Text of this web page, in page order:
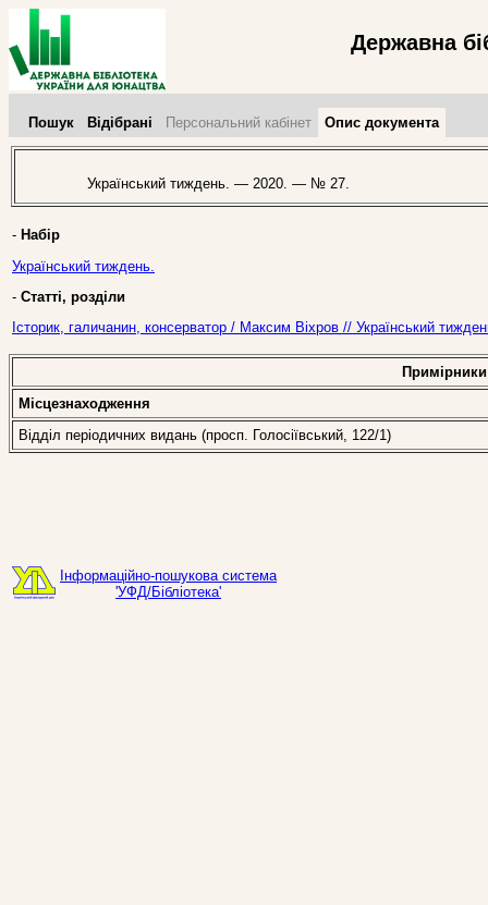
Державна
Пошук Відібрані Персональний кабінет Опис документа
Український тиждень. — 2020. — № 27.
- Набір
Український тиждень.
- Статті, розділи
Історик, галичанин, консерватор / Максим Віхров // Український
Примірники
Місцезнаходження
Відділ періодичних видань (просп. Голосіївський, 122/1)
Інформаційно-пошукова система
'УФД/Бібліотека'